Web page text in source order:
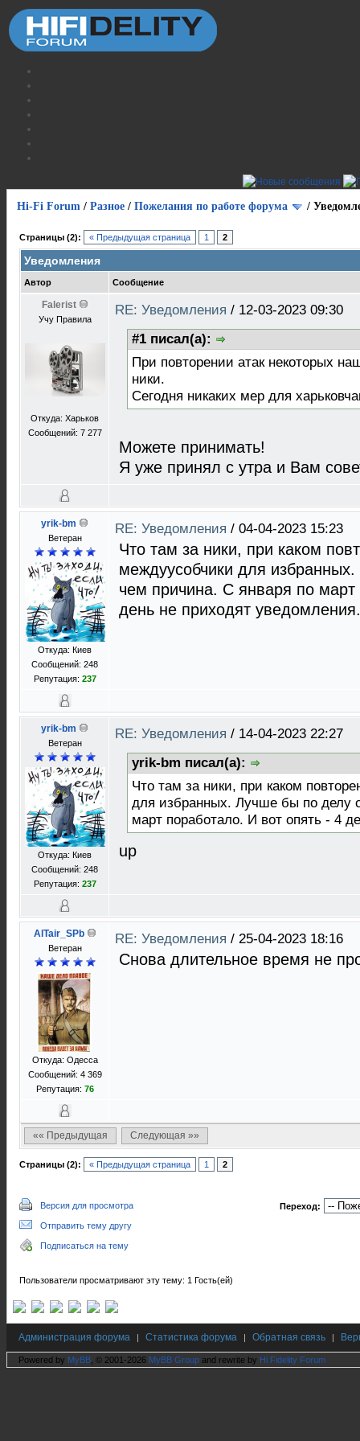
Hi-Fi Forum / Разное / Пожелания по работе форума /
Страницы (2): « Предыдущая страница 1 2
Уведомления
Автор Сообщение
Falerist
Учу Правила
Откуда: Харьков
Сообщений: 7 277
RE: Уведомления / 12-03-2023 09:30
#1 писал(а):
При повторении атак некоторых
ники.
Сегодня никаких мер для
Можете принимать!
Я уже принял с утра и Вам
yrik-bm
Ветеран
Откуда: Киев
Сообщений: 248
Репутация: 237
RE: Уведомления / 04-04-2023 15:23
Что там за ники, при каком
междуусобчики для
чем причина. С января по
день не приходят уведомления.
yrik-bm
Ветеран
Откуда: Киев
Сообщений: 248
Репутация: 237
RE: Уведомления / 14-04-2023 22:27
yrik-bm писал(а):
Что там за ники, при каком
для избранных. Лучше бы по делу
март поработало. И вот опять - 4
up
AlTair_SPb
Ветеран
Откуда: Одесса
Сообщений: 4 369
Репутация: 76
RE: Уведомления / 25-04-2023 18:16
Снова длительное время не
«« Предыдущая Следующая »»
Страницы (2): « Предыдущая страница 1 2
Версия для просмотра
Отправить тему другу
Подписаться на тему
Переход:
Пользователи просматривают эту тему: 1 Гость(ей)
Администрация форума | Статистика форума | Обратная связь |
Powered by MyBB , © 2001-2026 MyBB Group and rewrite by Hi Fidelity Forum